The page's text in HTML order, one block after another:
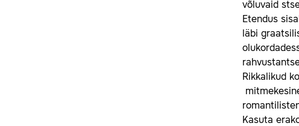
võluvaid
Etendus
läbi
Rikkalikud
Kasuta